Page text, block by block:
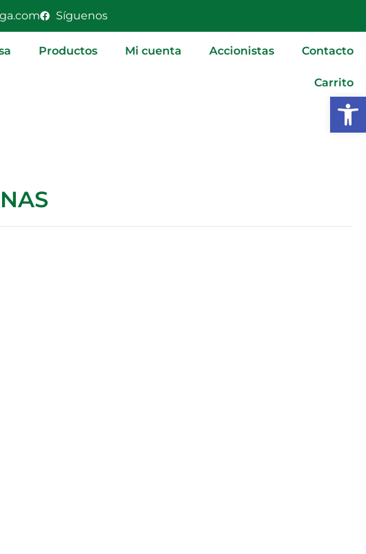
Síguenos
Productos Mi cuenta Accionistas Contacto
Carrito